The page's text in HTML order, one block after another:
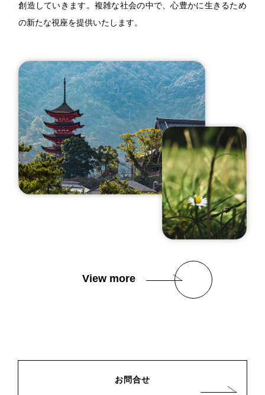
創造していきます。複雑な社会の中で、心豊かに生きるため
の新たな視座を提供いたします。
View more
お問合せ